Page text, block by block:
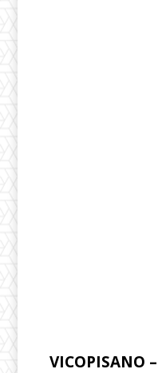
VICOPISANO –